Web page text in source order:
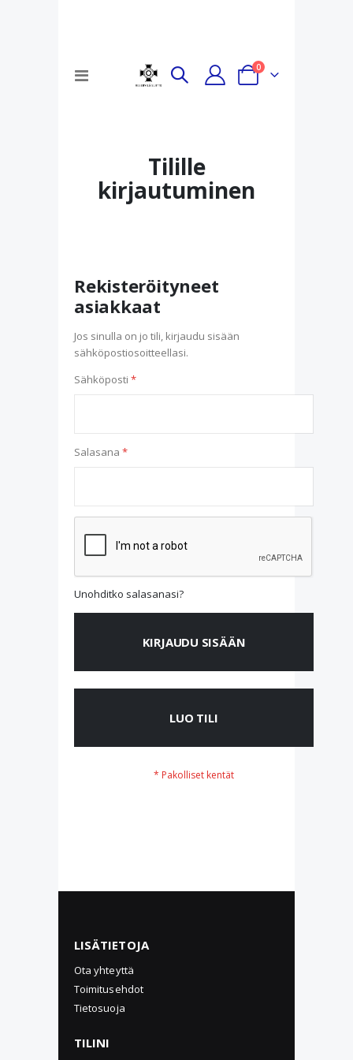
Toggle
Cart
0tuotteet
Tilille
kirjautuminen
Rekisteröityneet
asiakkaat
Jos sinulla on jo tili, kirjaudu sisään
sähköpostiosoitteellasi.
Sähköposti
Salasana
Unohditko salasanasi?
KIRJAUDU SISÄÄN
LUO TILI
LISÄTIETOJA
Ota yhteyttä
Toimitusehdot
Tietosuoja
TILINI